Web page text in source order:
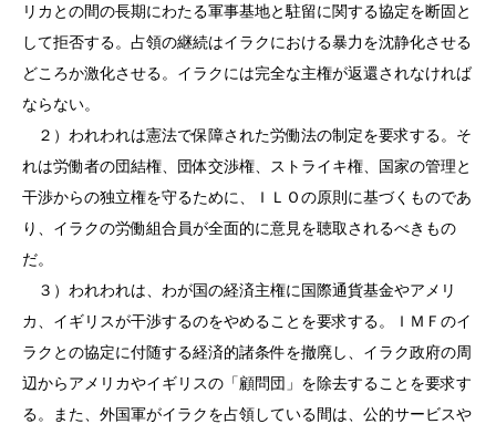
リカとの間の長期にわたる軍事基地と駐留に関する協定を断固と
して拒否する。占領の継続はイラクにおける暴力を沈静化させる
どころか激化させる。イラクには完全な主権が返還されなければ
ならない。
２）われわれは憲法で保障された労働法の制定を要求する。そ
れは労働者の団結権、団体交渉権、ストライキ権、国家の管理と
干渉からの独立権を守るために、ＩＬＯの原則に基づくものであ
り、イラクの労働組合員が全面的に意見を聴取されるべきもの
だ。
３）われわれは、わが国の経済主権に国際通貨基金やアメリ
カ、イギリスが干渉するのをやめることを要求する。ＩＭＦのイ
ラクとの協定に付随する経済的諸条件を撤廃し、イラク政府の周
辺からアメリカやイギリスの「顧問団」を除去することを要求す
る。また、外国軍がイラクを占領している間は、公的サービスや